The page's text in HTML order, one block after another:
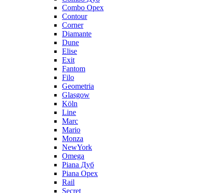
Combo Орех
Contour
Corner
Diamante
Dune
Elise
Exit
Fantom
Filo
Geometria
Glasgow
Köln
Line
Marc
Mario
Monza
NewYork
Omega
Piana Дуб
Piana Орех
Rail
Secret